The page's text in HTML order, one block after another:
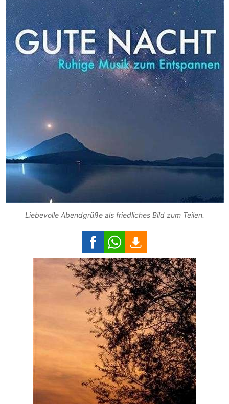
Liebevolle Abendgrüße als friedliches Bild zum Teilen.